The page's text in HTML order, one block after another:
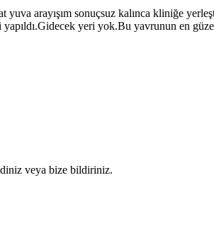
arayışım sonuçsuz kalınca kliniğe
yeri yok.Bu yavrunun en
veya bize bildiriniz.